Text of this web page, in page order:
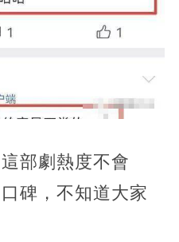
部劇熱度不會
碑，不知道大家